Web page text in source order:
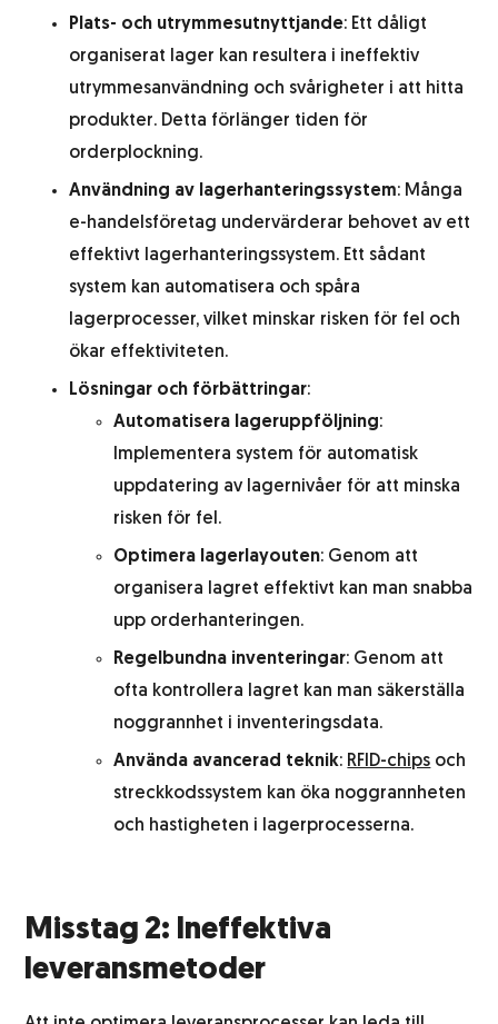
Plats- och utrymmesutnyttjande: Ett dåligt
organiserat lager kan resultera i ineffektiv
utrymmesanvändning och svårigheter i att hitta
produkter. Detta förlänger tiden för
orderplockning.
Användning av lagerhanteringssystem: Många
e-handelsföretag undervärderar behovet av ett
effektivt lagerhanteringssystem. Ett sådant
system kan automatisera och spåra
lagerprocesser, vilket minskar risken för fel och
ökar effektiviteten.
Lösningar och förbättringar:
Automatisera lageruppföljning:
Implementera system för automatisk
uppdatering av lagernivåer för att minska
risken för fel.
Optimera lagerlayouten: Genom att
organisera lagret effektivt kan man snabba
upp orderhanteringen.
Regelbundna inventeringar: Genom att
ofta kontrollera lagret kan man säkerställa
noggrannhet i inventeringsdata.
Använda avancerad teknik: RFID-chips och
streckkodssystem kan öka noggrannheten
och hastigheten i lagerprocesserna.
Misstag 2: Ineffektiva
leveransmetoder